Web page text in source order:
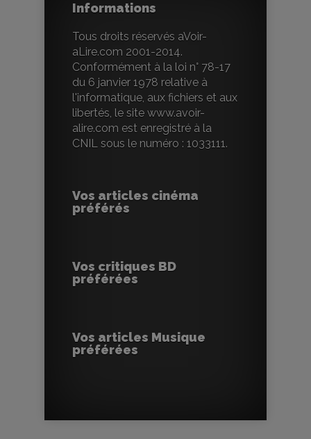
Informations
Tous droits réservés aVoir-
aLire.com 2001-2014.
Conformément à la loi n° 78-17
du 6 janvier 1978 relative à
l'informatique, aux fichiers et aux
libertés, le site www.avoir-
alire.com est enregistré à la
CNIL sous le numéro : 1033111.
Vos articles cinéma
préférés
Vos critiques BD
préférées
Vos articles Musique
préférées